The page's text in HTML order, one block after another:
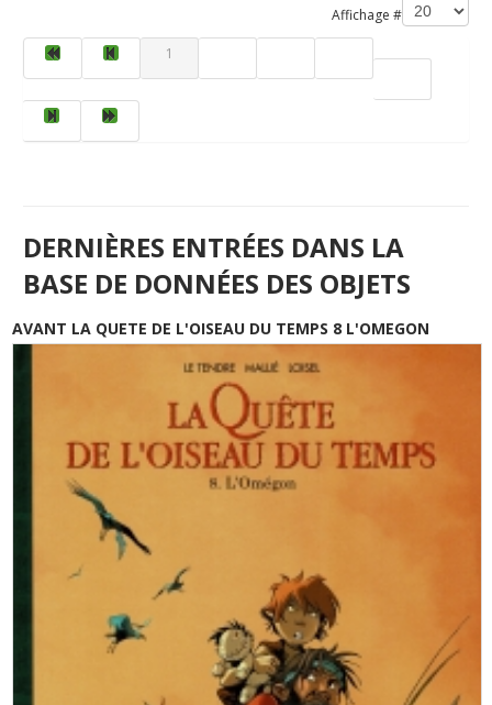
Affichage #
1
DERNIÈRES ENTRÉES DANS LA
BASE DE DONNÉES DES OBJETS
AVANT LA QUETE DE L'OISEAU DU TEMPS 8 L'OMEGON